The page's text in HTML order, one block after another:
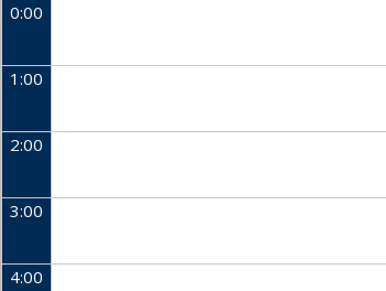
0:00
1:00
2:00
3:00
4:00